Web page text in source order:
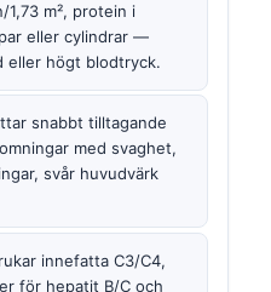
1,73 m², protein i
eller cylindrar —
eller högt blodtryck.
snabbt tilltagande
med svaghet,
svår huvudvärk
innefatta C3/C4,
för hepatit B/C och